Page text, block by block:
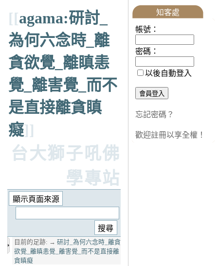
[[agama:研討_
為何六念時_離
貪欲覺_離瞋恚
覺_離害覺_而不
是直接離貪瞋
癡]]
台大獅子吼佛
學專站
目前的足跡: → 研討_為何六念時_離貪
欲覺_離瞋恚覺_離害覺_而不是直接離
貪瞋癡
知客處
帳號：
密碼：
以後自動登入
忘記密碼？
歡迎註冊以享全權！